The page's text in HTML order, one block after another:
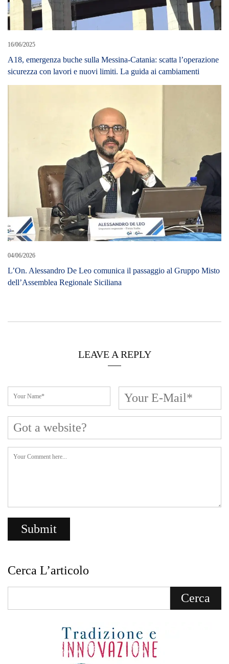
16/06/2025
A18, emergenza buche sulla Messina-Catania: scatta l’operazione
sicurezza con lavori e nuovi limiti. La guida ai cambiamenti
04/06/2026
L’On. Alessandro De Leo comunica il passaggio al Gruppo Misto
dell’Assemblea Regionale Siciliana
LEAVE A REPLY
Cerca L’articolo